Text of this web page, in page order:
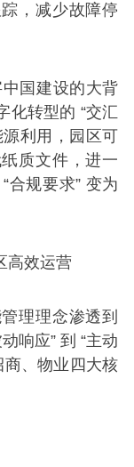
，减少故障停
国建设的大背
化转型的 “交汇
利用，园区可
质文件，进一
合规要求” 变为
高效运营
理理念渗透到
响应” 到 “主动
商、物业四大核